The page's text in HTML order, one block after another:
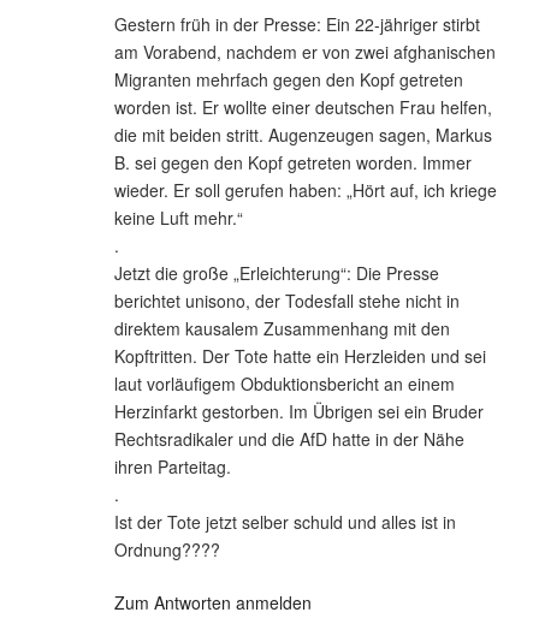
Gestern früh in der Presse: Ein 22-jähriger stirbt
am Vorabend, nachdem er von zwei afghanischen
Migranten mehrfach gegen den Kopf getreten
worden ist. Er wollte einer deutschen Frau helfen,
die mit beiden stritt. Augenzeugen sagen, Markus
B. sei gegen den Kopf getreten worden. Immer
wieder. Er soll gerufen haben: „Hört auf, ich kriege
keine Luft mehr.“
.
Jetzt die große „Erleichterung“: Die Presse
berichtet unisono, der Todesfall stehe nicht in
direktem kausalem Zusammenhang mit den
Kopftritten. Der Tote hatte ein Herzleiden und sei
laut vorläufigem Obduktionsbericht an einem
Herzinfarkt gestorben. Im Übrigen sei ein Bruder
Rechtsradikaler und die AfD hatte in der Nähe
ihren Parteitag.
.
Ist der Tote jetzt selber schuld und alles ist in
Ordnung????
Zum Antworten anmelden